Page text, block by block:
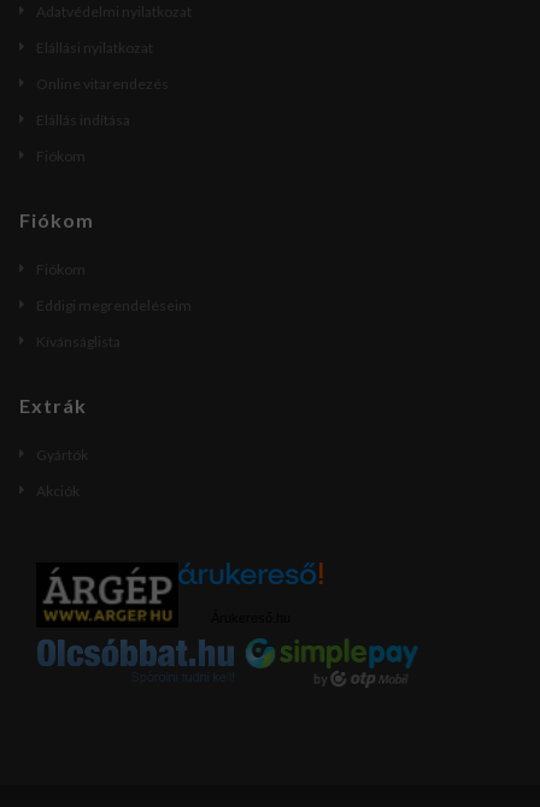
Adatvédelmi nyilatkozat
Elállási nyilatkozat
Online vitarendezés
Elállás indítása
Fiókom
Fiókom
Fiókom
Eddigi megrendeléseim
Kívánságlista
Extrák
Gyártók
Akciók